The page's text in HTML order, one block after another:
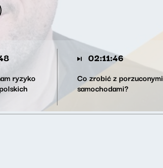
ryzyko
02:11:46
Co zrobić z porzuconymi
samochodami?